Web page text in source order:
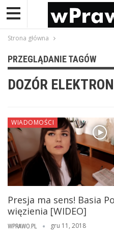
Strona główna
PRZEGLĄDANIE TAGÓW
DOZÓR
WIADOMOŚCI
Presja ma sens! Basia
więzienia [WIDEO]
WPRAWO.PL gru 11, 2018